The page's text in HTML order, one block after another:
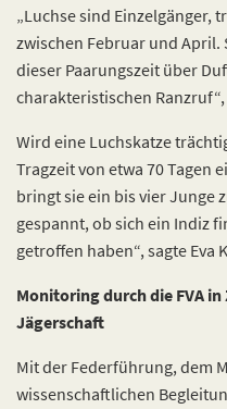
„Luchse sind Einzelgänger,
zwischen Februar und
dieser Paarungszeit über
charakteristischen
Wird eine Luchskatze
Tragzeit von etwa 70 Tagen
bringt sie ein bis vier Junge
gespannt, ob sich ein Indiz
getroffen haben“, sagte Eva
Monitoring durch die FVA
Jägerschaft
Mit der Federführung, dem
wissenschaftlichen